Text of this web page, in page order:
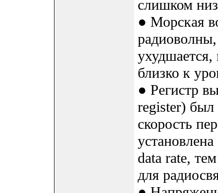
слишком
● Морская
ухудшается,
близко к
● Регистр
register) был
скорость
data rate,
для